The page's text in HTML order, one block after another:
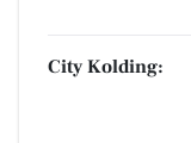
City Kolding: